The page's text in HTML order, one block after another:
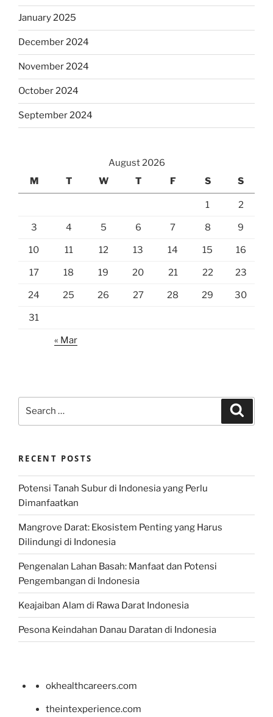
January 2025
December 2024
November 2024
October 2024
September 2024
August 2026
M
T W T F S S
1 2
3 4 5 6 7 8 9
10 11 12 13 14 15 16
17 18 19 20 21 22 23
24 25 26 27 28 29 30
31
« Mar
RECENT POSTS
Potensi Tanah Subur di Indonesia yang Perlu
Dimanfaatkan
Mangrove Darat: Ekosistem Penting yang Harus
Dilindungi di Indonesia
Pengenalan Lahan Basah: Manfaat dan Potensi
Pengembangan di Indonesia
Keajaiban Alam di Rawa Darat Indonesia
Pesona Keindahan Danau Daratan di Indonesia
okhealthcareers.com
theintexperience.com